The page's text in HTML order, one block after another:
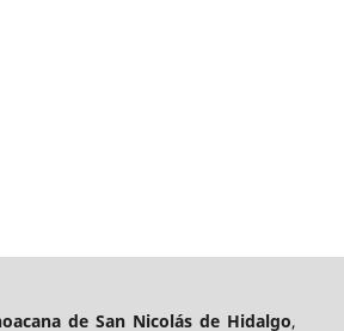
de San Nicolás de Hidalgo,